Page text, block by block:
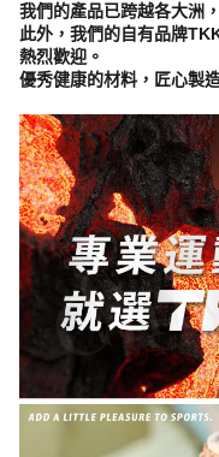
我們的產品已跨越各大洲
此外，我們的自有品牌
熱烈歡迎。
優秀健康的材料，匠心製